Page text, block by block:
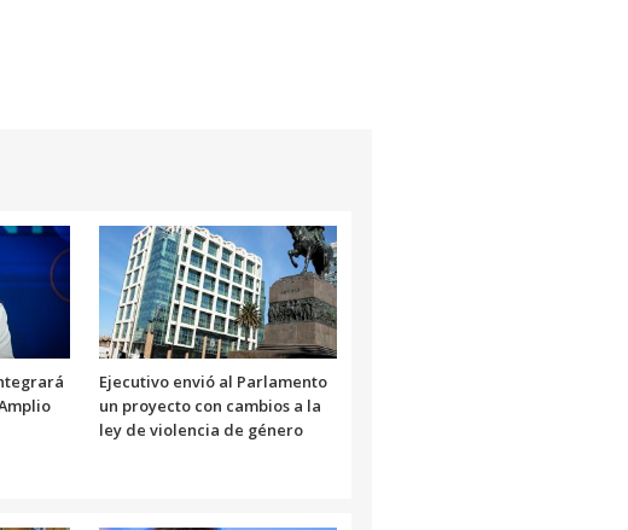
Ejecutivo envió al Parlamento
un proyecto con cambios a la
ley de violencia de género